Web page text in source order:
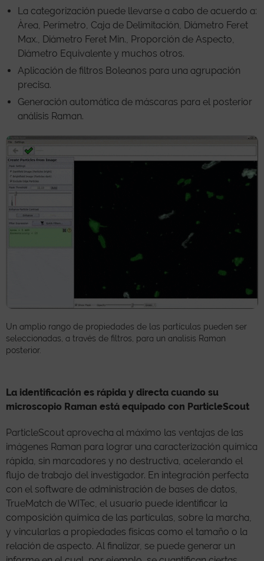
La categorización puede llevarse a cabo de acuerdo a:
Àrea, Perímetro, Caja de Delimitación, Diámetro Feret
Max., Diámetro Feret Min., Proporción de Aspecto,
Diámetro Equivalente y muchos otros.
Aplicación de filtros Boleanos para una agrupación
precisa.
Generación automática de máscaras para el posterior
análisis Raman.
Un amplio rango de propiedades de las partículas pueden ser
seleccionadas, a través de filtros, para un analisis Raman
posterior.
La identificación es rápida y directa cuando su
microscopio Raman está equipado con ParticleScout
ParticleScout aprovecha al máximo las ventajas de las
imágenes Raman para lograr una caracterización química
rápida, sin marcadores y no destructiva, acelerando el
flujo de trabajo del investigador. En integración perfecta
con el software de administración de bases de datos,
TrueMatch de WITec, el usuario puede identificar la
composición química de las partículas, sobre la marcha,
y vincularlas a propiedades físicas como el tamaño o la
relación de aspecto. Al finalizar, se puede generar un